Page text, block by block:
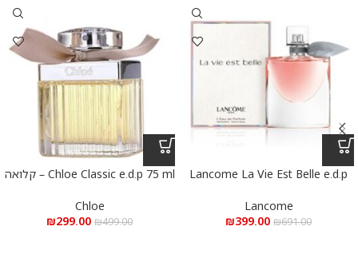
Lancome La Vie Est Belle e.d.p
100 מ”ל
Lancome
₪691.00
₪399.00
Chloe Classic e.d.p 75 ml – קלואה
Chloe
₪499.00
₪299.00